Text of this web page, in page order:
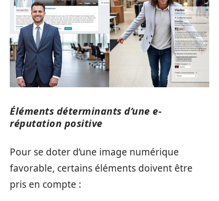
Éléments déterminants d’une e-
réputation positive
Pour se doter d’une image numérique
favorable, certains éléments doivent être
pris en compte :